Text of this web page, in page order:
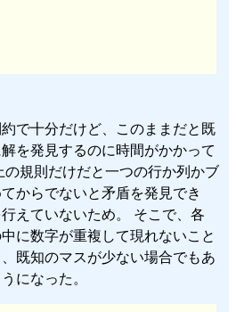
で十分だけど、このままだと既
を発見するのに時間がかかって
の規則だけだと一つの行か列かブ
からでないと矛盾を発見でき
えていないため。 そこで、各
に数字が重複して現れないこと
既知のマスが少ない場合でもあ
になった。